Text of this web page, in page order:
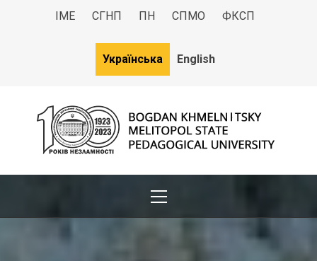
ІМЕ СГНП ПН СПМО ФКСП
Українська English
МДПУ